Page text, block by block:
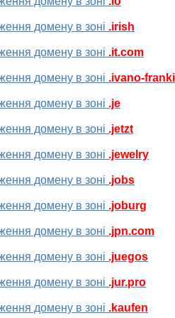
домену в зоні .irish
домену в зоні .it.com
домену в зоні .ivano-
домену в зоні .je
домену в зоні .jetzt
домену в зоні .jewelry
домену в зоні .jobs
домену в зоні .joburg
домену в зоні .jpn.com
домену в зоні .juegos
домену в зоні .jur.pro
домену в зоні .kaufen